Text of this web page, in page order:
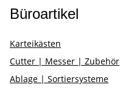
Büroartikel
Karteikästen
Cutter | Messer | Zubehör
Ablage | Sortiersysteme